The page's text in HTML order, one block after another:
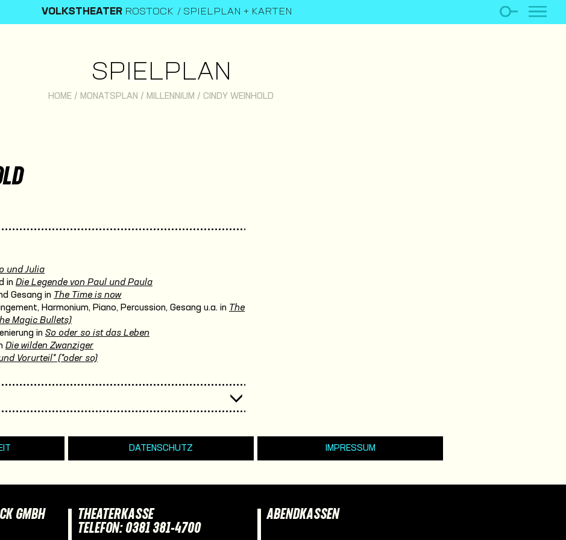
VOLKSTHEATER ROSTOCK SPIELPLAN + KARTEN
SPIELPLAN
HOME / MONATSPLAN / MILLENNIUM / CINDY WEINHOLD
und Julia
in Die Legende von Paul und Paula
Gesang in The Time is now
Harmonium, Piano, Percussion, Gesang u.a. in The
Magic Bullets)
in So oder so ist das Leben
Die wilden Zwanziger
Vorurteil* (*oder so)
DATENSCHUTZ IMPRESSUM
GMBH
THEATERKASSE
TELEFON: 0381 381-4700
ABENDKASSEN